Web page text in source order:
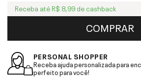
Receba até R$ 8,99 de cashback
COMPRAR
PERSONAL SHOPPER
Receba ajuda personalizada para
perfeito para você!